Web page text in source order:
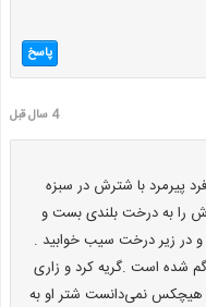
پاسخ
4 سال قبل
پیرمرد با شترش در سبزه
را به درخت بلندی بست و
در زیر درخت سیب خوابید .
شده است .گریه کرد و زاری
هیچکس نمی‌دانست شتر او به